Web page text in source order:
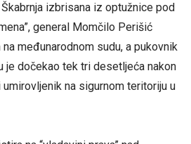
izbrisana iz optužnice pod
general Momčilo Perišić
međunarodnom sudu, a pukovnik
je dočekao tek tri desetljeća nakon
na sigurnom teritoriju u